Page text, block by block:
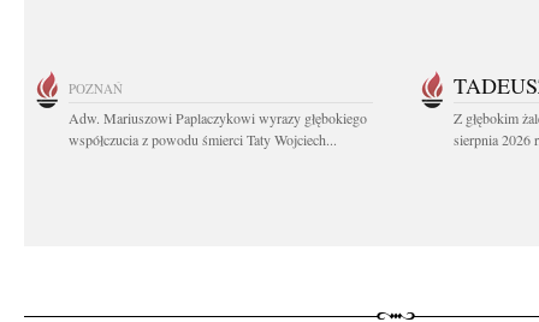
POZNAŃ
Adw. Mariuszowi Paplaczykowi wyrazy głębokiego
współczucia z powodu śmierci Taty Wojciech...
Z głębokim
sierpnia 2026